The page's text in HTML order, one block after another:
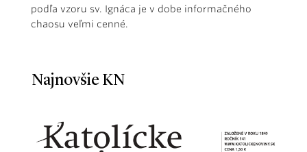
podľa vzoru sv. Ignáca je v dobe informačného
chaosu veľmi cenné.
Najnovšie KN